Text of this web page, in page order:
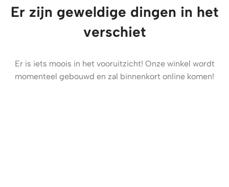
Er zijn geweldige dingen in het
verschiet
Er is iets moois in het vooruitzicht! Onze winkel wordt
momenteel gebouwd en zal binnenkort online komen!